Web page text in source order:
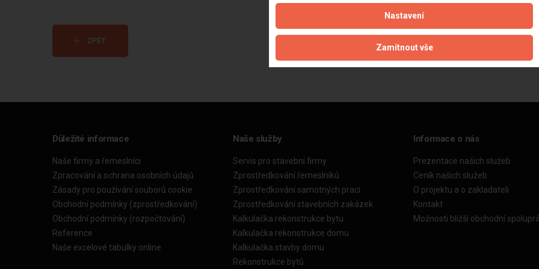
ZPĚT
Důležité informace
Naše firmy a řemeslníci
Zpracování a ochrana osobních údajů
Zásady pro používání souborů cookie
Obchodní podmínky (zprostředkování)
Obchodní podmínky (rozpočtování)
Reference
Naše excelové tabulky online
Naše služby
Servis pro stavební firmy
Zprostředkování řemeslníků
Zprostředkování samotných prací
Zprostředkování stavebních zakázek
Kalkulačka rekonstrukce bytu
Kalkulačka rekonstrukce domu
Kalkulačka stavby domu
Rekonstrukce bytů
Informace o nás
Prezentace našich služeb
Ceník našich služeb
O projektu a o zakladateli
Kontakt
Možnosti bližší obchodní
Nastavení
Zamítnout vše